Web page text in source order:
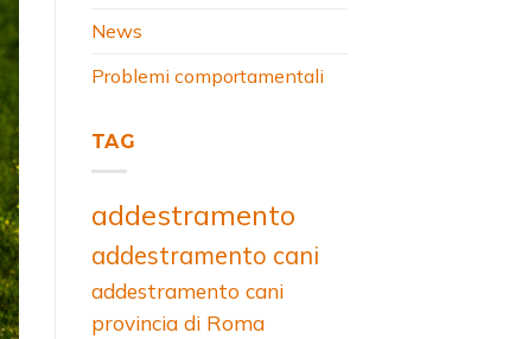
News
Problemi comportamentali
TAG
addestramento
addestramento cani
addestramento cani
provincia di Roma